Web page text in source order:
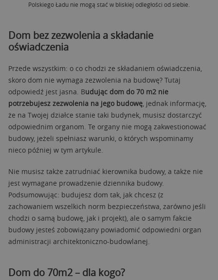
Polskiego Ładu nie mogą stać w bliskiej odległości od siebie.
Dom bez zezwolenia a składanie
oświadczenia
Przede wszystkim: o co chodzi ze składaniem oświadczenia,
skoro dom nie wymaga zezwolenia na budowę? Tutaj
odpowiedź jest jasna. Budując dom do 70 m2 nie
potrzebujesz zezwolenia na jego budowę, jednak informację,
że na Twojej działce stanie taki budynek, musisz dostarczyć
odpowiednim organom. Te organy nie mogą zakwestionować
budowy, jeżeli spełniasz warunki, o których wspominamy
nieco później w tym artykule.
Nie musisz także zatrudniać kierownika budowy, a także nie
jest wymagane prowadzenie dziennika budowy.
Podsumowując: budujesz dom tak, jak chcesz (z
zachowaniem wszelkich norm bezpieczeństwa, zarówno jeśli
chodzi o samą budowę, jak i projekt), ale o samym fakcie
budowy jesteś zobowiązany powiadomić odpowiedni organ
administracji architektoniczno-budowlanej.
Dom do 70m2 – dla kogo?